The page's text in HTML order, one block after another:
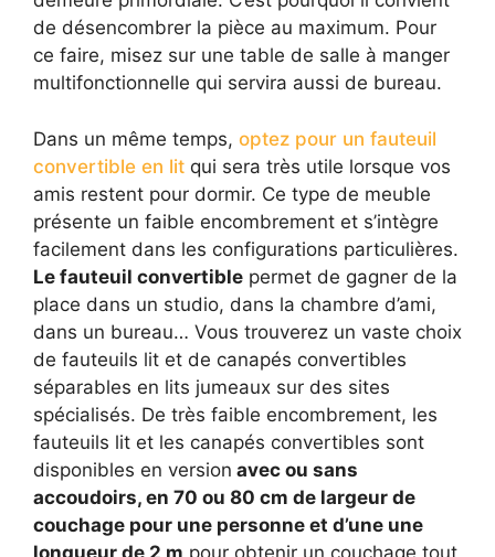
de désencombrer la pièce au maximum. Pour
ce faire, misez sur une table de salle à manger
multifonctionnelle qui servira aussi de bureau.
Dans un même temps, optez pour un fauteuil
convertible en lit qui sera très utile lorsque vos
amis restent pour dormir. Ce type de meuble
présente un faible encombrement et s’intègre
facilement dans les configurations particulières.
Le fauteuil convertible permet de gagner de la
place dans un studio, dans la chambre d’ami,
dans un bureau… Vous trouverez un vaste choix
de fauteuils lit et de canapés convertibles
séparables en lits jumeaux sur des sites
spécialisés. De très faible encombrement, les
fauteuils lit et les canapés convertibles sont
disponibles en version avec ou sans
accoudoirs, en 70 ou 80 cm de largeur de
couchage pour une personne et d’une une
longueur de 2 m pour obtenir un couchage tout